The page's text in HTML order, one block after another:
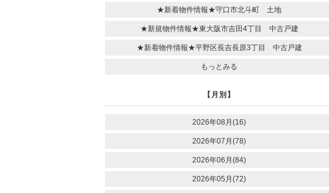
★新着物件情報★守口市北斗町 土地
★新規物件情報★東大阪市吉田4丁目 中古戸建
★新着物件情報★平野区長吉長原3丁目 中古戸建
もっとみる
【月別】
2026年08月(16)
2026年07月(78)
2026年06月(84)
2026年05月(72)